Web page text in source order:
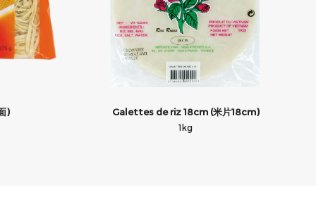
) Galettes de riz 18cm (米片18cm)
1kg